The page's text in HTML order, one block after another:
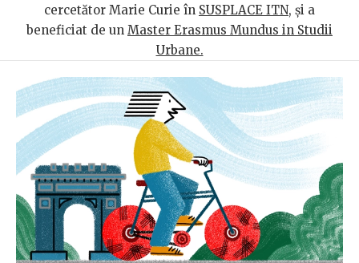
cercetător Marie Curie în SUSPLACE ITN, și a
beneficiat de un Master Erasmus Mundus in Studii
Urbane.